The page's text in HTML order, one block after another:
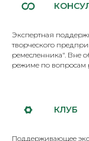
Экспертная
творческого
ремесленника". Вне
режиме по вопросам
КЛУБ
Поддерживающее